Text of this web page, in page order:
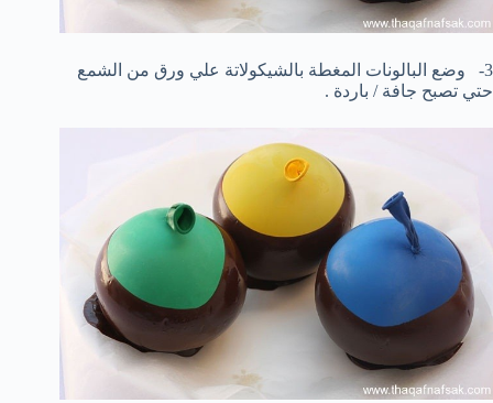
3- وضع البالونات المغطة بالشيكولاتة علي ورق من الشمع
حتي تصبح جافة / باردة .